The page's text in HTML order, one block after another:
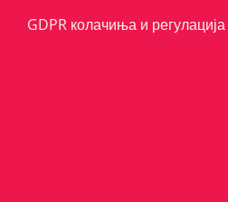
GDPR колачиња и регулација